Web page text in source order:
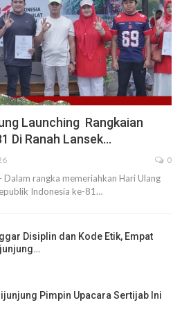
Launching Rangkaian
Di Ranah Lansek…
0
Dalam rangka memeriahkan Hari Ulang
Indonesia ke-81…
Disiplin dan Kode Etik, Empat
Pimpin Upacara Sertijab Ini